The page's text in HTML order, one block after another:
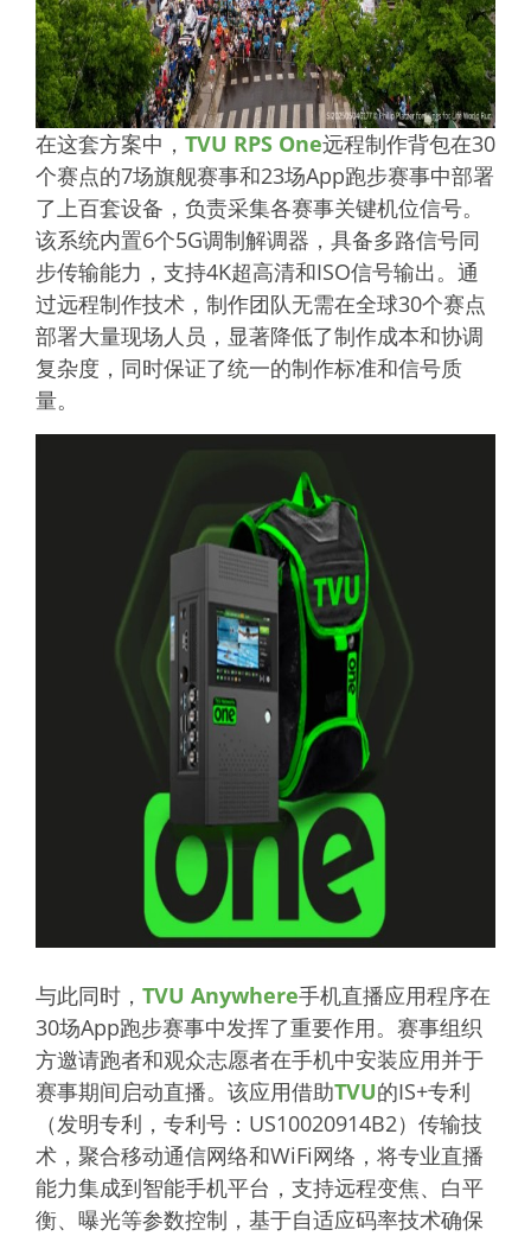
在这套方案中， TVU RPS One远程制作背包在30
个赛点的7场旗舰赛事和23场App跑步赛事中部署
了上百套设备，负责采集各赛事关键机位信号。
该系统内置6个5G调制解调器 ，具备多路信号同
步传输能力，支持4K超高清和ISO信号输出。通
过远程制作技术，制作团队无需在全球30个赛点
部署大量现场人员，显著降低了制作成本和协调
复杂度，同时保证了统一的制作标准和信号质
量。
与此同时， TVU Anywhere手机直播应用程序在
30场App跑步赛事中发挥了重要作用。赛事组织
方邀请跑者和观众志愿者在手机中安装应用并于
赛事期间启动直播。该应用借助TVU的IS+专利
（发明专利，专利号：US10020914B2）传输技
术，聚合移动通信网络和WiFi网络，将专业直播
能力集成到智能手机平台，支持远程变焦、白平
衡、曝光等参数控制，基于自适应码率技术确保